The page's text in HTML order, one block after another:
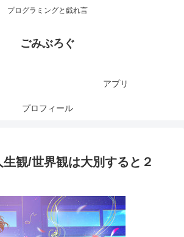
プログラミングと戯れ言
ごみぶろぐ
アプリ
プロフィール
観/世界観は大別すると２